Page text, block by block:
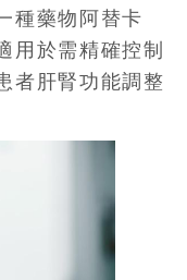
種藥物阿替卡
用於需精確控制
者肝腎功能調整